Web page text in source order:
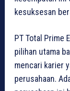
kesuksesan
PT Total Prime
pilihan utama
mencari karier
perusahaan.